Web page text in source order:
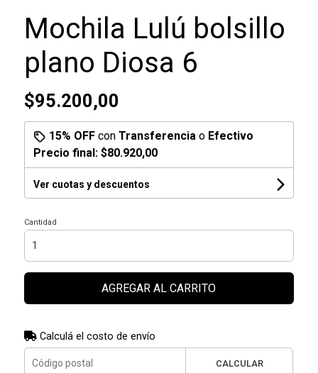
Mochila Lulú bolsillo
plano Diosa 6
$95.200,00
15% OFFcon Transferencia o Efectivo
Precio final: $80.920,00
Ver cuotas y descuentos
Cantidad
AGREGAR AL CARRITO
Calculá el costo de envío
CALCULAR